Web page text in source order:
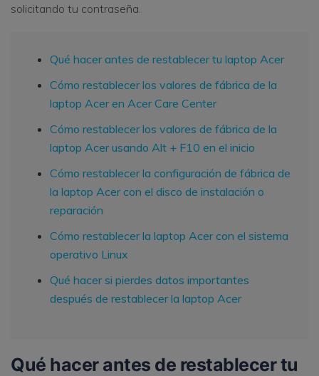
solicitando tu contraseña.
Qué hacer antes de restablecer tu laptop Acer
Cómo restablecer los valores de fábrica de la
laptop Acer en Acer Care Center
Cómo restablecer los valores de fábrica de la
laptop Acer usando Alt + F10 en el inicio
Cómo restablecer la configuración de fábrica de
la laptop Acer con el disco de instalación o
reparación
Cómo restablecer la laptop Acer con el sistema
operativo Linux
Qué hacer si pierdes datos importantes
después de restablecer la laptop Acer
Qué hacer antes de restablecer tu